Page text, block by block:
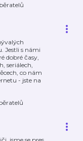
Jestli s námi
dobré časy,
seriálech,
co nám
- jste na